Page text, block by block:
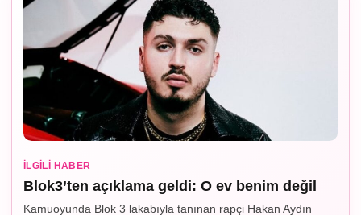
İLGILI HABER
Blok3’ten açıklama geldi: O ev benim değil
Kamuoyunda Blok 3 lakabıyla tanınan rapçi Hakan Aydın